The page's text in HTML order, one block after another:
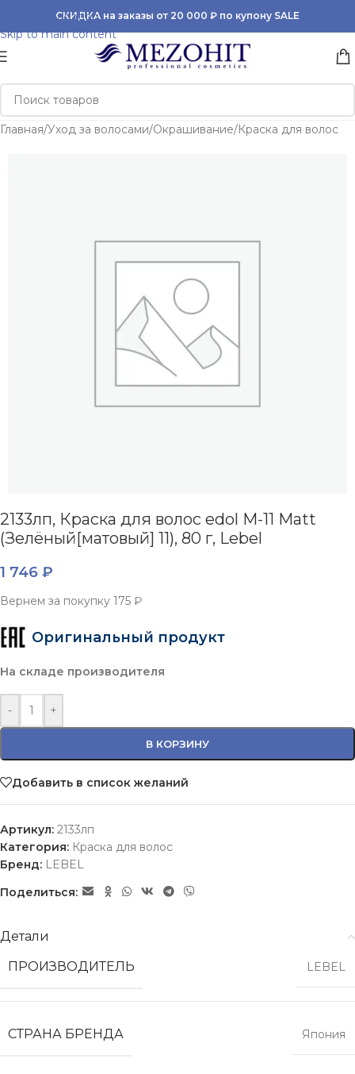
Skip to navigation
Skip to main content
СКИДКА на заказы от 20 000 ₽ по купону SALE
Главная/Уход за волосами/Окрашивание/Краска для волос
2133лп, Краска для волос edol M-11 Matt
(Зелёный[матовый] 11), 80 г, Lebel
1 746 ₽
Вернем за покупку 175 ₽
Оригинальный продукт
На складе производителя
- +
В КОРЗИНУ
Добавить в список желаний
Артикул: 2133лп
Категория: Краска для волос
Бренд: LEBEL
Поделиться:
Детали
ПРОИЗВОДИТЕЛЬ
LEBEL
СТРАНА БРЕНДА Япония